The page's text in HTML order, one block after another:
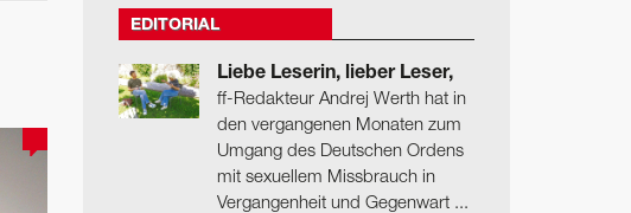
EDITORIAL
Liebe Leserin, lieber Leser,
ff-Redakteur Andrej Werth hat in
den vergangenen Monaten zum
Umgang des Deutschen Ordens
mit sexuellem Missbrauch in
Vergangenheit und Gegenwart ...